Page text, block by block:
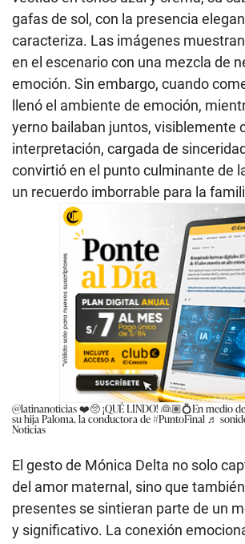
gafas de sol, con la presencia
caracteriza. Las imágenes
en el escenario con una mezcla de
emoción. Sin embargo, cuando
llenó el ambiente de emoción,
yerno bailaban juntos, visiblemente
interpretación, cargada de
convirtió en el punto culminante de
un recuerdo imborrable para la
@latinanoticias❤️🥺 ¡QUÉ LINDO! 👰🏽💍En medio
su hija Paloma, la conductora de#PuntoFinal ♬
Noticias
El gesto de Mónica Delta no solo
del amor maternal, sino que
presentes se sintieran parte de un
y significativo. La conexión